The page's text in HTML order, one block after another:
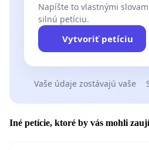
Napíšte to vlastnými
silnú petíciu.
Vytvoriť petíciu
Vaše údaje zostávajú vaše
Iné petície, ktoré by vás mohli